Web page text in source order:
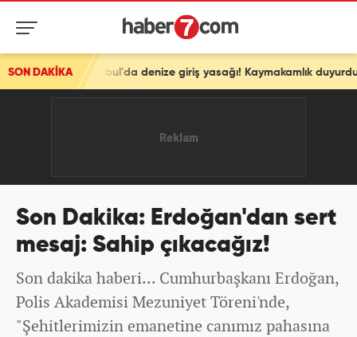
SON DAKİKA
denize giriş yasağı! Kaymakamlık duyurdu
Son Dakika: Erdoğan'dan sert
mesaj: Sahip çıkacağız!
Son dakika haberi... Cumhurbaşkanı Erdoğan,
Polis Akademisi Mezuniyet Töreni'nde,
"Şehitlerimizin emanetine canımız pahasına